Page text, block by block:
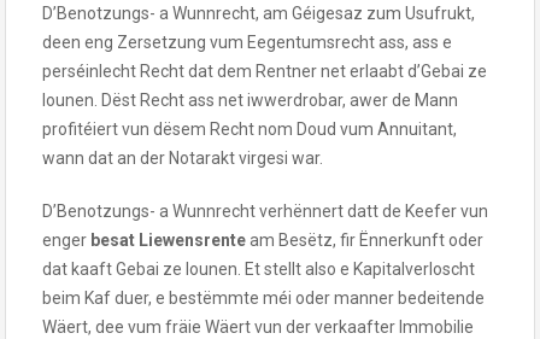
D’Benotzungs- a Wunnrecht, am Géigesaz zum Usufrukt,
deen eng Zersetzung vum Eegentumsrecht ass, ass e
perséinlecht Recht dat dem Rentner net erlaabt d’Gebai ze
lounen. Dëst Recht ass net iwwerdrobar, awer de Mann
profitéiert vun dësem Recht nom Doud vum Annuitant,
wann dat an der Notarakt virgesi war.
D’Benotzungs- a Wunnrecht verhënnert datt de Keefer vun
enger besat Liewensrenteam Besëtz, fir Ënnerkunft oder
dat kaaft Gebai ze lounen. Et stellt also e Kapitalverloscht
beim Kaf duer, e bestëmmte méi oder manner bedeitende
Wäert, dee vum fräie Wäert vun der verkaafter Immobilie